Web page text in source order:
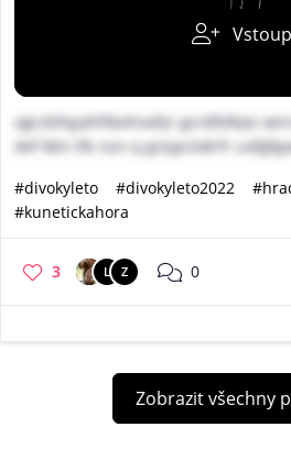
ogcsbfqyahftbehoxfyr gzrdfelkqn
def kbn tlb vun q gzsjpctxkrfr
#divokyleto
#divokyleto2022
#kunetickahora
3 L Z 0
Zobrazit všechny